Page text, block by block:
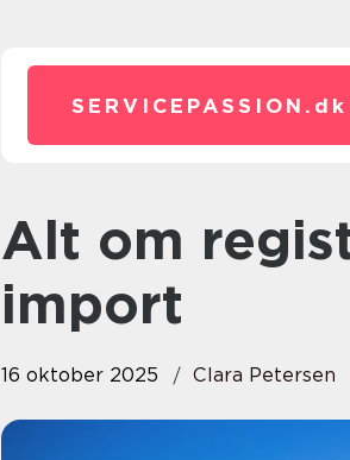
SERVICEPASSION. dk
Alt om registreringsregler ved
import
16 oktober 2025 Clara Petersen